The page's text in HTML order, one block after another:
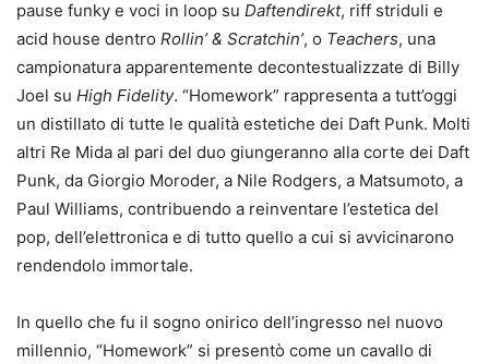
pause funky e voci in loop su Daftendirekt, riff striduli e
acid house dentro Rollin’ & Scratchin’, o Teachers, una
campionatura apparentemente decontestualizzate di Billy
Joel su High Fidelity. “Homework” rappresenta a tutt’oggi
un distillato di tutte le qualità estetiche dei Daft Punk. Molti
altri Re Mida al pari del duo giungeranno alla corte dei Daft
Punk, da Giorgio Moroder, a Nile Rodgers, a Matsumoto, a
Paul Williams, contribuendo a reinventare l’estetica del
pop, dell’elettronica e di tutto quello a cui si avvicinarono
rendendolo immortale.
In quello che fu il sogno onirico dell’ingresso nel nuovo
millennio, “Homework” si presentò come un cavallo di